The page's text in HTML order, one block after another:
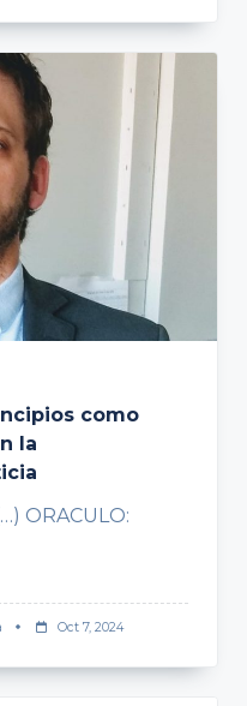
como
la
ORACULO:
Oct 7, 2024